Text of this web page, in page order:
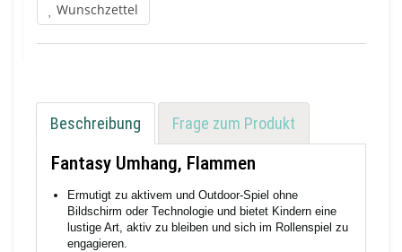
Wunschzettel
Beschreibung Frage zum Produkt
Fantasy Umhang, Flammen
Ermutigt zu aktivem und Outdoor-Spiel ohne
Bildschirm oder Technologie und bietet Kindern eine
lustige Art, aktiv zu bleiben und sich im Rollenspiel zu
engagieren.